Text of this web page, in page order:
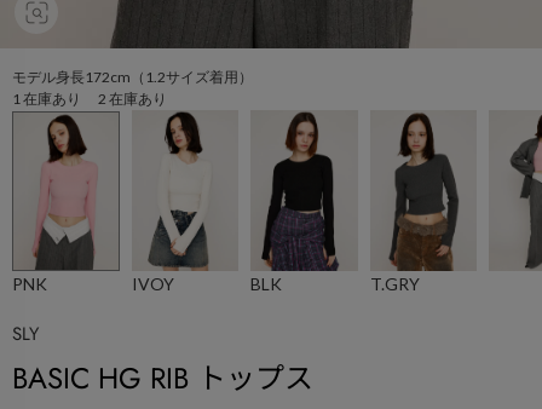
モデル身長172cm（1.2サイズ着用）
1 在庫あり 2 在庫あり
PNK IVOY BLK T.GRY
SLY
BASIC HG RIB トップス